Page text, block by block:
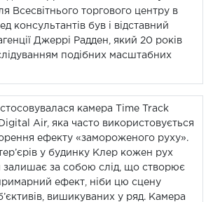
Всесвітнього торгового центру в
консультантів був і відставний
Джеррі Радден, який 20 років
подібних масштабних
камера Time Track
Air, яка часто використовується
ефекту «замороженого руху».
у будинку Клер кожен рух
залишає за собою слід, що створює
ефект, ніби цю сцену
вишикуваних у ряд. Камера